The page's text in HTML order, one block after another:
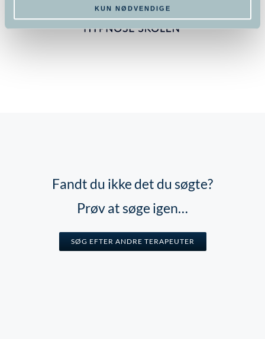
KUN NØDVENDIGE
Fandt du ikke det du søgte?
Prøv at søge igen…
SØG EFTER ANDRE TERAPEUTER